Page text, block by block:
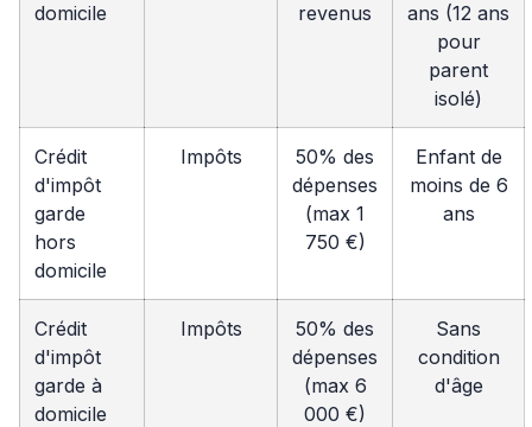
domicile
revenus
ans (12 ans
pour
parent
isolé)
Crédit
d'impôt
garde
hors
domicile
Impôts
50% des
dépenses
(max 1
750 €)
Enfant de
moins de 6
ans
Crédit
d'impôt
garde à
domicile
Impôts
50% des
dépenses
(max 6
000 €)
Sans
condition
d'âge